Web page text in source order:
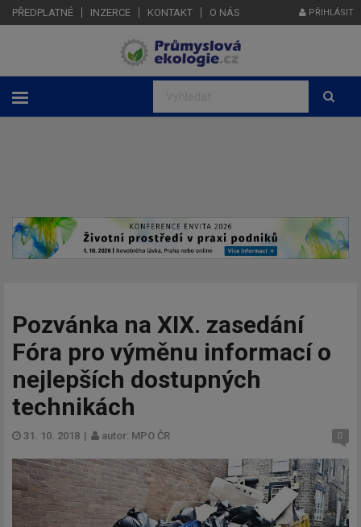
PŘEDPLATNÉ INZERCE KONTAKT O NÁS PŘIHLÁSIT
Pozvánka na XIX. zasedání
Fóra pro výměnu informací o
nejlepších dostupných
technikách
31. 10. 2018 | autor: MPO ČR 0